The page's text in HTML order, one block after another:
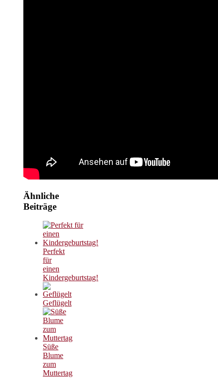
Ähnliche
Beiträge
Perfekt
für
einen
Kindergeburtstag!
Geflügelt
Süße
Blume
zum
Muttertag